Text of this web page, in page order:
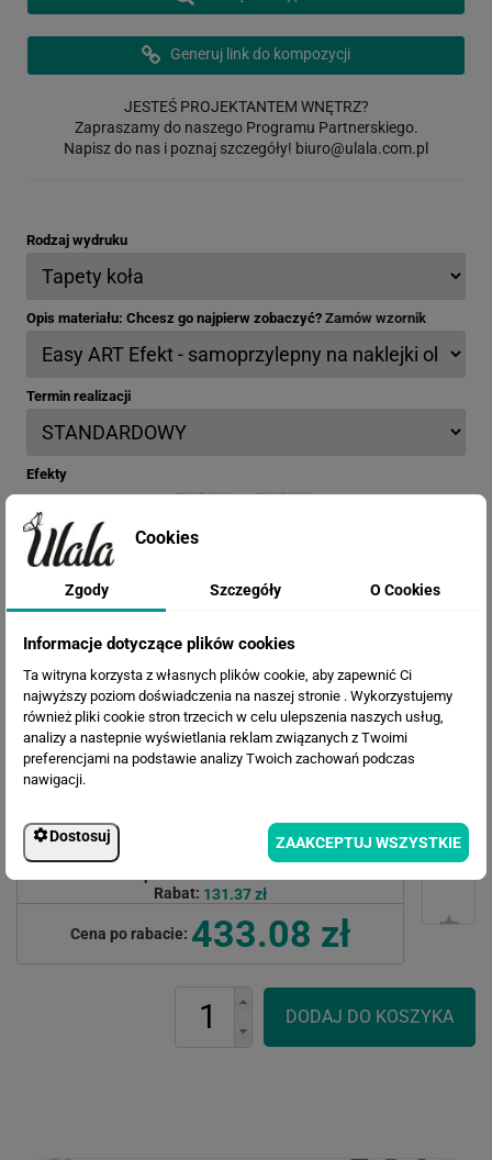
Generuj link do kompozycji
JESTEŚ PROJEKTANTEM WNĘTRZ?
Zapraszamy do naszego Programu Partnerskiego.
Napisz do nas i poznaj szczegóły! biuro@ulala.com.pl
Rodzaj wydruku
Opis materiału: Chcesz go najpierw zobaczyć? Zamów wzornik
Termin realizacji
Efekty
Rabat: 131.37 zł
Cena po rabacie: 433.08 zł
Cookies
Zgody Szczegóły O Cookies
Informacje dotyczące plików cookies
Ta witryna korzysta z własnych plików cookie, aby zapewnić Ci
najwyższy poziom doświadczenia na naszej stronie . Wykorzystujemy
również pliki cookie stron trzecich w celu ulepszenia naszych usług,
analizy a nastepnie wyświetlania reklam związanych z Twoimi
preferencjami na podstawie analizy Twoich zachowań podczas
nawigacji.
Dostosuj ZAAKCEPTUJ WSZYSTKIE